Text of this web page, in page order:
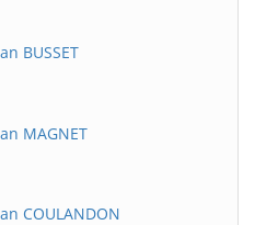
BUSSET
MAGNET
COULANDON